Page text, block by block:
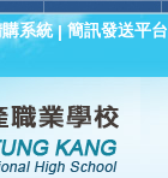
系統|簡訊發送平台